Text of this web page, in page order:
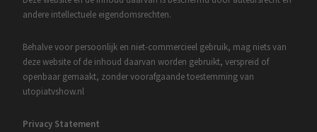
andere intellectuele eigendomsrechten.
Behalve voor persoonlijk en niet-commercieel gebruik, mag niets van
deze website of de inhoud daarvan worden gebruikt, verspreid of
openbaar gemaakt, zonder voorafgaande toestemming van
utopiatvshow.nl
Privacy Statement